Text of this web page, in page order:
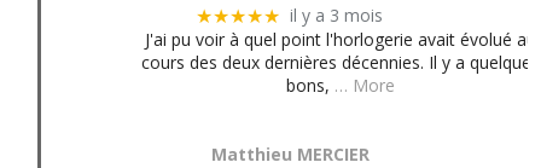
★★★★★ il y a 3 mois
J'ai pu voir à quel point l'horlogerie avait évolué au
cours des deux dernières décennies. Il y a quelques
bons, … More
Matthieu MERCIER